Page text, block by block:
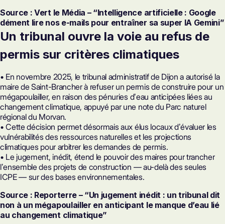
Source : Vert le Média – “Intelligence artificielle : Google
dément lire nos e-mails pour entraîner sa super IA Gemini”
Un tribunal ouvre la voie au refus de
permis sur critères climatiques
• En novembre 2025, le tribunal administratif de Dijon a autorisé la
maire de Saint-Brancher à refuser un permis de construire pour un
mégapoulailler, en raison des pénuries dʼeau anticipées liées au
changement climatique, appuyé par une note du Parc naturel
régional du Morvan.
• Cette décision permet désormais aux élus locaux dʼévaluer les
vulnérabilités des ressources naturelles et les projections
climatiques pour arbitrer les demandes de permis.
• Le jugement, inédit, étend le pouvoir des maires pour trancher
lʼensemble des projets de construction — au-delà des seules
ICPE — sur des bases environnementales.
Source : Reporterre – “Un jugement inédit : un tribunal dit
non à un mégapoulailler en anticipant le manque d’eau lié
au changement climatique”